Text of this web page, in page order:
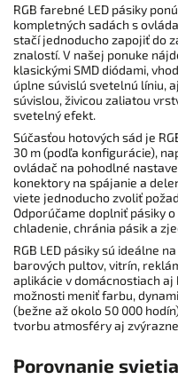
RGB farebné LED pásiky
kompletných sadách s
stačí jednoducho zapojiť do
znalostí. V našej ponuke
klasickými SMD diódami,
úplne súvislú svetelnú líniu,
súvislou, živicou zaliatou
svetelný efekt.
Súčasťou hotových sád je
30 m (podľa konfigurácie),
ovládač na pohodlné
konektory na spájanie a
viete jednoducho zvoliť
Odporúčame doplniť pásiky
chladenie, chránia pásik a
RGB LED pásiky sú ideálne
barových pultov, vitrín,
aplikácie v domácnostiach
možnosti meniť farbu,
(bežne až okolo 50 000
tvorbu atmosféry aj
Porovnanie